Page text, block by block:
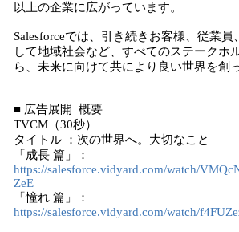
以上の企業に広がっています。
Salesforceでは、引き続きお客様、従業
して地域社会など、すべてのステークホ
ら、未来に向けて共により良い世界を創
■ 広告展開 概要
TVCM（30秒）
タイトル ：次の世界へ。大切なこと
「成長 篇」：
https://salesforce.vidyard.com/watch/
ZeE
「憧れ 篇」：
https://salesforce.vidyard.com/watch/